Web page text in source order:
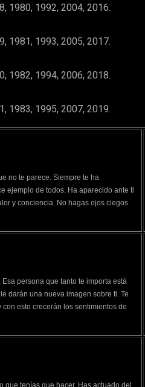
1980, 1992, 2004, 2016.
1981, 1993, 2005, 2017.
1982, 1994, 2006, 2018.
1983, 1995, 2007, 2019.
no te parece. Siempre te ha
ejemplo de todos. Ha aparecido ante ti
y conciencia. No hagas ojos ciegos
persona que tanto te importa está
darán una nueva imagen sobre ti. Te
esto crecerán los sentimientos de
que tenías que hacer. Has actuado del